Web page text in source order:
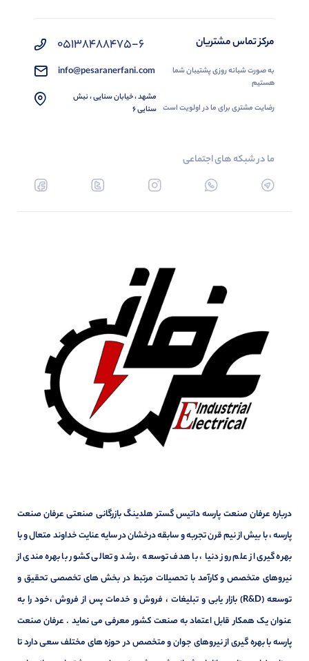
مرکز تماس مشتریان
به صورت شبانه روزی پشتیبان شما
هستیم
رضایت مشتری برای ما در اولویت است
05138488475-6
info@pesaranerfani.com
مشهد ، خیابان سنایی ، نبش
سنایی 6
ما در شبکه های اجتماعی
درباره عرفان صنعت پارسه داتیس گستر هلدینگ بازرگانی صنعتی عرفان صنعت
پارسه ، با بیش از نیم قرن تجربه و سابقه درخشان در سایه عنایت خداوند متعال و با
بهره گیری از علم روز دنیا ، با هدف توسعه ، رشد و تعالی کشور با بهره مندی از
نیروهای متخصص و کارآمد با تحصیلات مرتبط در بخش های تخصصی تحقیق و
توسعه (R&D) بازار یابی و تبلیغات ، فروش و خدمات پس از فروش ،خود را به
عنوان یک همکار قابل اعتماد به صنعت کشور معرفی می نماید . عرفان صنعت
پارسه با بهره گیری از نیروهای جوان و متخصص در حوزه های مختلف سعی دارد تا